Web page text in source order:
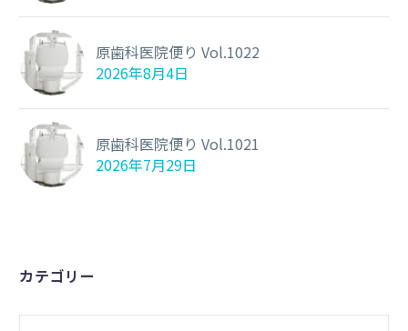
原歯科医院便り Vol.1022
2026年8月4日
原歯科医院便り Vol.1021
2026年7月29日
カテゴリー